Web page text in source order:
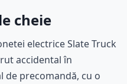
cheie
electrice Slate Truck
accidental în
de precomandă, cu o